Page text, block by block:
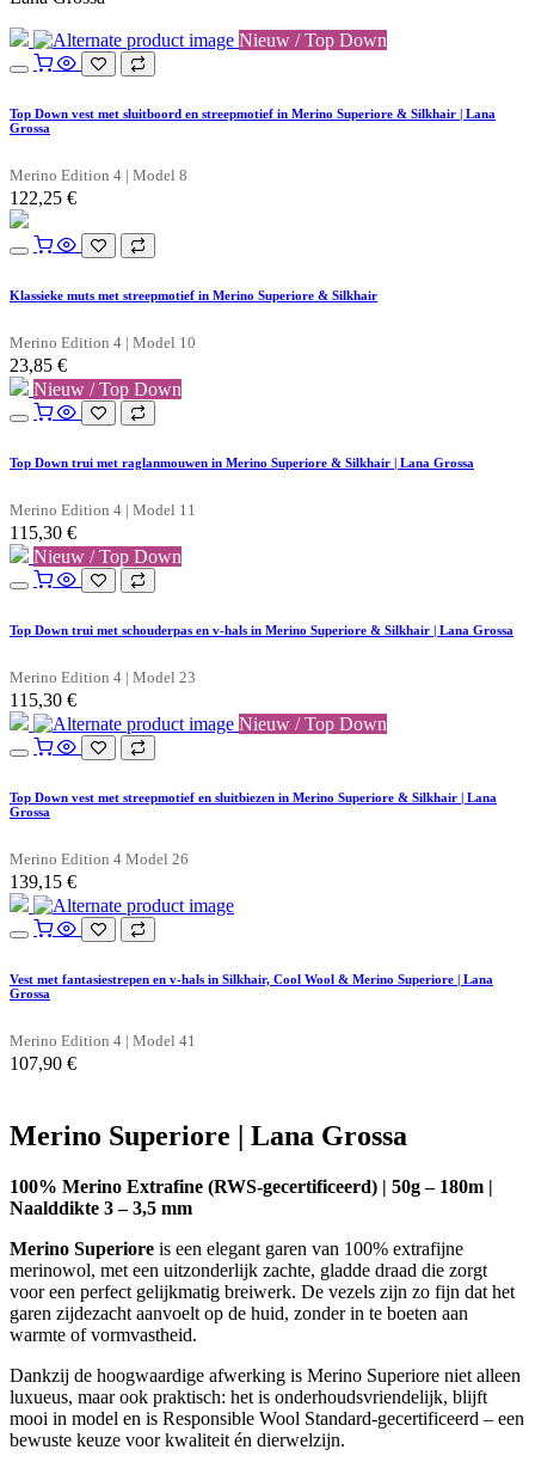
Nieuw / Top Down
Top Down vest met sluitboord en streepmotief in Merino Superiore & Silkhair | Lana
Grossa
Merino Edition 4 | Model 8
122,25 €
Klassieke muts met streepmotief in Merino Superiore & Silkhair
Merino Edition 4 | Model 10
23,85 €
Nieuw / Top Down
Top Down trui met raglanmouwen in Merino Superiore & Silkhair | Lana Grossa
Merino Edition 4 | Model 11
115,30 €
Nieuw / Top Down
Top Down trui met schouderpas en v-hals in Merino Superiore & Silkhair | Lana Grossa
Merino Edition 4 | Model 23
115,30 €
Nieuw / Top Down
Top Down vest met streepmotief en sluitbiezen in Merino Superiore & Silkhair | Lana
Grossa
Merino Edition 4 Model 26
139,15 €
Vest met fantasiestrepen en v-hals in Silkhair, Cool Wool & Merino Superiore | Lana
Grossa
Merino Edition 4 | Model 41
107,90 €
Merino Superiore | Lana Grossa
100% Merino Extrafine (RWS-gecertificeerd) | 50g – 180m |
Naalddikte 3 – 3,5 mm
Merino Superiore is een elegant garen van 100% extrafijne
merinowol, met een uitzonderlijk zachte, gladde draad die zorgt
voor een perfect gelijkmatig breiwerk. De vezels zijn zo fijn dat het
garen zijdezacht aanvoelt op de huid, zonder in te boeten aan
warmte of vormvastheid.
Dankzij de hoogwaardige afwerking is Merino Superiore niet alleen
luxueus, maar ook praktisch: het is onderhoudsvriendelijk, blijft
mooi in model en is Responsible Wool Standard-gecertificeerd – een
bewuste keuze voor kwaliteit én dierwelzijn.